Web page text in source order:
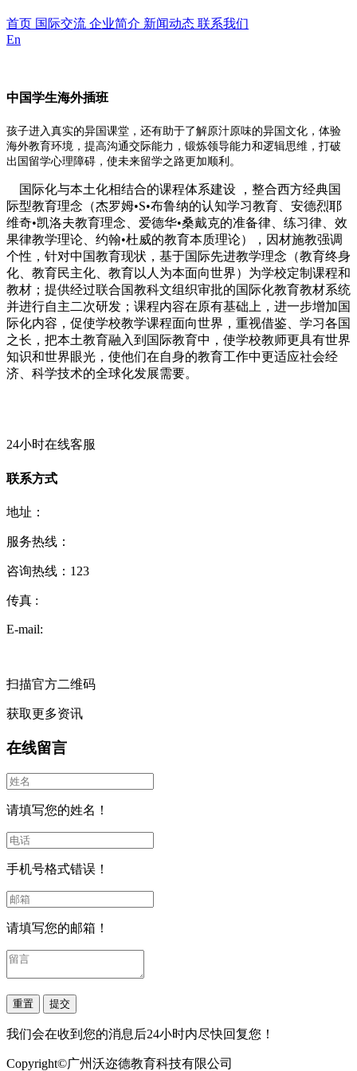
首页 国际交流 企业简介 新闻动态 联系我们
En
中国学生海外插班
孩子进入真实的异国课堂，还有助于了解原汁原味的异国文化，体验
海外教育环境，提高沟通交际能力，锻炼领导能力和逻辑思维，打破
出国留学心理障碍，使未来留学之路更加顺利。
国际化与本土化相结合的课程体系建设 ，整合西方经典国
际型教育理念（杰罗姆•S•布鲁纳的认知学习教育、安德烈耶
维奇•凯洛夫教育理念、爱德华•桑戴克的准备律、练习律、效
果律教学理论、约翰•杜威的教育本质理论），因材施教强调
个性，针对中国教育现状，基于国际先进教学理念（教育终身
化、教育民主化、教育以人为本面向世界）为学校定制课程和
教材；提供经过联合国教科文组织审批的国际化教育教材系统
并进行自主二次研发；课程内容在原有基础上，进一步增加国
际化内容，促使学校教学课程面向世界，重视借鉴、学习各国
之长，把本土教育融入到国际教育中，使学校教师更具有世界
知识和世界眼光，使他们在自身的教育工作中更适应社会经
济、科学技术的全球化发展需要。
24小时在线客服
联系方式
地址：
服务热线：
咨询热线： 123
传真 :
E-mail:
扫描官方二维码
获取更多资讯
在线留言
请填写您的姓名！
手机号格式错误！
请填写您的邮箱！
我们会在收到您的消息后24小时内尽快回复您！
Copyright©广州沃迩德教育科技有限公司